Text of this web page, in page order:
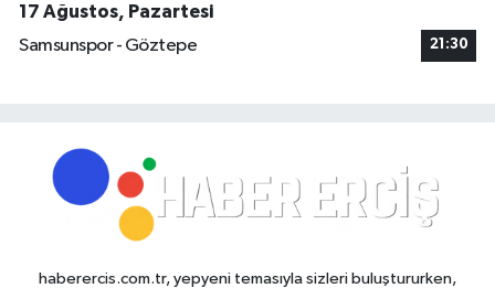
17 Ağustos, Pazartesi
Samsunspor - Göztepe
21:30
haberercis.com.tr, yepyeni temasıyla sizleri buluştururken,